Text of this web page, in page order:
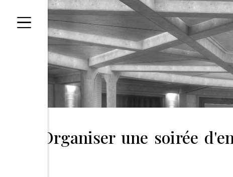
Organiser une soirée
Panneau de gestion des cookies